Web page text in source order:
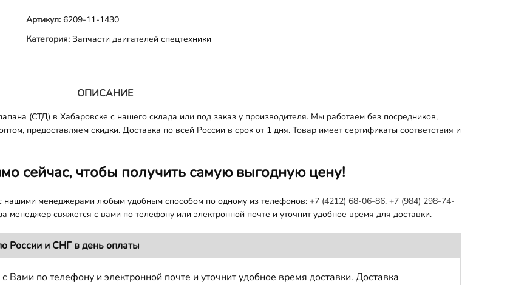
Артикул: 6209-11-1430
Категория: Запчасти двигателей спецтехники
ОПИСАНИЕ
(СТД) в Хабаровске с нашего склада или под заказ у производителя. Мы работаем без посредников,
предоставляем скидки. Доставка по всей России в срок от 1 дня. Товар имеет сертификаты соответствия и
сейчас, чтобы получить самую выгодную цену!
нашими менеджерами любым удобным способом по одному из телефонов: +7 (4212) 68-06-86, +7 (984) 298-74-
менеджер свяжется с вами по телефону или электронной почте и уточнит удобное время для доставки.
России и СНГ в день оплаты
по телефону и электронной почте и уточнит удобное время доставки. Доставка